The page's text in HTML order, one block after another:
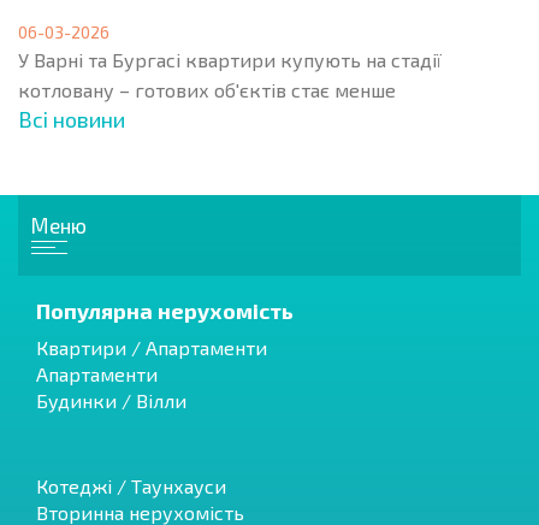
06-03-2026
У Варні та Бургасі квартири купують на стадії
котловану – готових об'єктів стає менше
Всі новини
Меню
Популярна нерухомість
Квартири / Апартаменти
Апартаменти
Будинки / Вілли
Котеджі / Таунхауси
Вторинна нерухомість